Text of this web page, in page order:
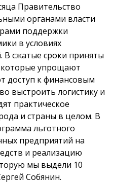
Правительство
органами власти
поддержки
в условиях
В сжатые сроки при­няты
упрощают
дос­туп к финан­совым
выстроить логистику и
практи­ческое
и страны в целом. В
льготного
предприятий на
и реализацию
мы выдели 10
Собянин.